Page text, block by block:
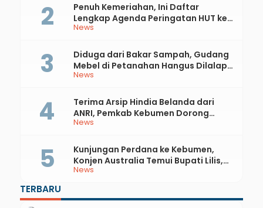
News
Penuh Kemeriahan, Ini Daftar
Lengkap Agenda Peringatan HUT ke-
81 RI dan Hari Jadi ke-397 Kabupaten
News
Diduga dari Bakar Sampah, Gudang
Mebel di Petanahan Hangus Dilalap
Api
News
Terima Arsip Hindia Belanda dari
ANRI, Pemkab Kebumen Dorong
Integrasi Sejarah, Geopark, dan
News
Kunjungan Perdana ke Kebumen,
Konjen Australia Temui Bupati Lilis,
Ini yang Dibahas
TERBARU